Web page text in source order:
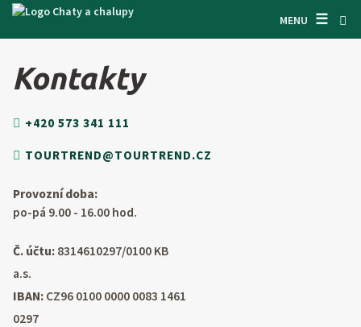
MENU ☰
VYHĽADÁVAČ CHÁT
INFORMÁCIE O POBYTE
O NÁS
KONTAKTY
VSTUP PRO MAJITELE
Kontakty
+420 573 341 111
TOURTREND@TOURTREND.CZ
Provozní doba:
po-pá 9.00 - 16.00 hod.
Č. účtu: 8314610297/0100 KB
a.s.
IBAN: CZ96 0100 0000 0083 1461
0297